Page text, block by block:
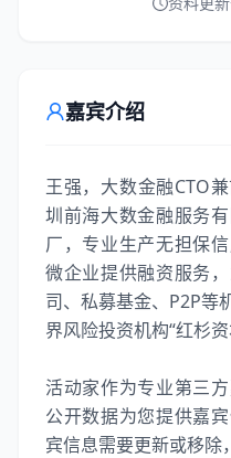
嘉宾介绍
王强，大数金融CTO
圳前海大数金融服务
厂，专业生产无担保
微企业提供融资服务
司、私募基金、P2P等
界风险投资机构“红杉资
活动家作为专业第三
公开数据为您提供嘉
宾信息需要更新或移除